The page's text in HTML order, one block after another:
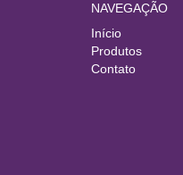
NAVEGAÇÃO
Início
Produtos
Contato